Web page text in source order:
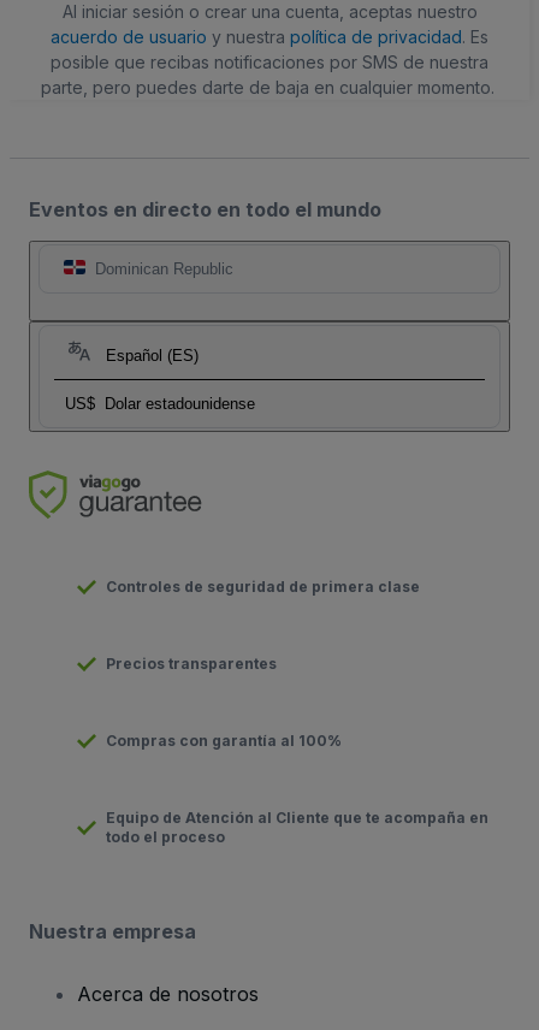
Al iniciar sesión o crear una cuenta, aceptas nuestro
acuerdo de usuario y nuestra política de privacidad. Es
posible que recibas notificaciones por SMS de nuestra
parte, pero puedes darte de baja en cualquier momento.
Eventos en directo en todo el mundo
Dominican Republic
Español (ES)
US$ Dolar estadounidense
Controles de seguridad de primera clase
Precios transparentes
Compras con garantía al 100%
Equipo de Atención al Cliente que te acompaña en
todo el proceso
Nuestra empresa
Acerca de nosotros